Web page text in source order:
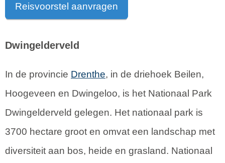
Reisvoorstel aanvragen
Dwingelderveld
In de provincie Drenthe, in de driehoek Beilen,
Hoogeveen en Dwingeloo, is het Nationaal Park
Dwingelderveld gelegen. Het nationaal park is
3700 hectare groot en omvat een landschap met
diversiteit aan bos, heide en grasland. Nationaal